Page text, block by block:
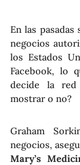
En las pasadas
negocios
los Estados
Facebook, lo
decide la red
mostrar o no?
Graham
negocios,
Mary’s